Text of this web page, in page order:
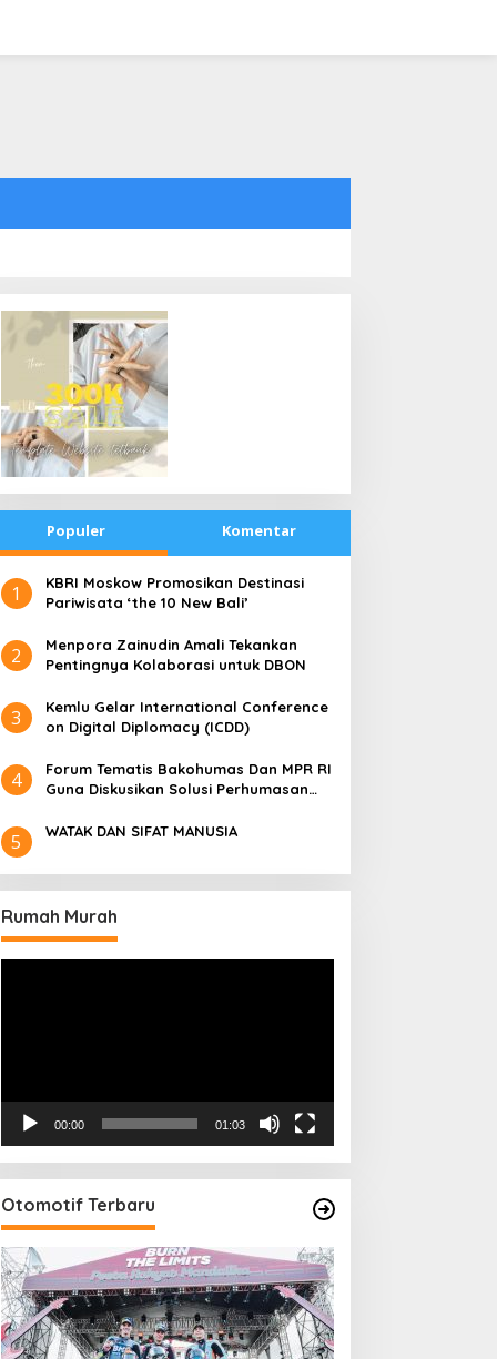
Populer Komentar
1
​KBRI Moskow Promosikan Destinasi
Pariwisata ‘the 10 New Bali’
2
​Menpora Zainudin Amali Tekankan
Pentingnya Kolaborasi untuk DBON
3
​Kemlu Gelar International Conference
on Digital Diplomacy (ICDD)
4
Forum Tematis Bakohumas Dan MPR RI
Guna Diskusikan Solusi Perhumasan
Masing
5 WATAK DAN SIFAT MANUSIA
Rumah Murah
00:00 01:03
Otomotif Terbaru